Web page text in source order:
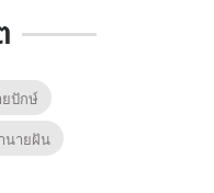
ยปักษ์
นายฝัน